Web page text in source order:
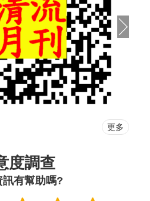
更多
度調查
訊有幫助嗎?